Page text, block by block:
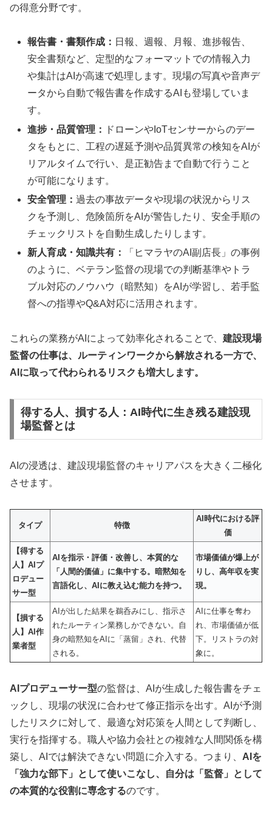
の得意分野です。
報告書・書類作成： 日報、週報、月報、進捗報告、
安全書類など、定型的なフォーマットでの情報入力
や集計はAIが高速で処理します。現場の写真や音声デ
ータから自動で報告書を作成するAIも登場していま
す。
進捗・品質管理：
ドローンやIoTセンサーからのデー
タをもとに、工程の遅延予測や品質異常の検知をAIが
リアルタイムで行い、是正勧告まで自動で行うこと
が可能になります。
安全管理：過去の事故データや現場の状況からリス
クを予測し、危険箇所をAIが警告したり、安全手順の
チェックリストを自動生成したりします。
新人育成・知識共有：
「ヒマラヤのAI副店長」の事例
のように、ベテラン監督の現場での判断基準やトラ
ブル対応のノウハウ（暗黙知）をAIが学習し、若手監
督への指導やQ&A対応に活用されます。
これらの業務がAIによって効率化されることで、 建設現場
監督の仕事は、ルーティンワークから解放される一方で、
AIに取って代わられるリスクも増大します。
得する人、損する人：AI時代に生き残る建設現
場監督とは
AIの浸透は、建設現場監督のキャリアパスを大きく二極化
させます。
タイプ 特徴
AI時代における評
価
【得する
人】AIプ
ロデュー
サー型
AIを指示・評価・改善し、本質的な
「人間的価値」に集中する。暗黙知を
言語化し、AIに教え込む能力を持つ。
市場価値が爆上が
りし、高年収を実
現。
【損する
人】AI作
業者型
AIが出した結果を鵜呑みにし、指示さ
れたルーティン業務しかできない。自
身の暗黙知をAIに「蒸留」され、代替
される。
AIに仕事を奪わ
れ、市場価値が低
下。リストラの対
象に。
AIプロデューサー型の監督は、AIが生成した報告書をチェ
ックし、現場の状況に合わせて修正指示を出す。AIが予測
したリスクに対して、最適な対応策を人間として判断し、
実行を指揮する。職人や協力会社との複雑な人間関係を構
築し、AIでは解決できない問題に介入する。つまり、 AIを
「強力な部下」として使いこなし、自分は「監督」として
の本質的な役割に専念するのです。